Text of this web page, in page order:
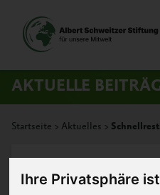
Ihre Privatsphäre
AKTUELLE
Startseite > Aktuelles >